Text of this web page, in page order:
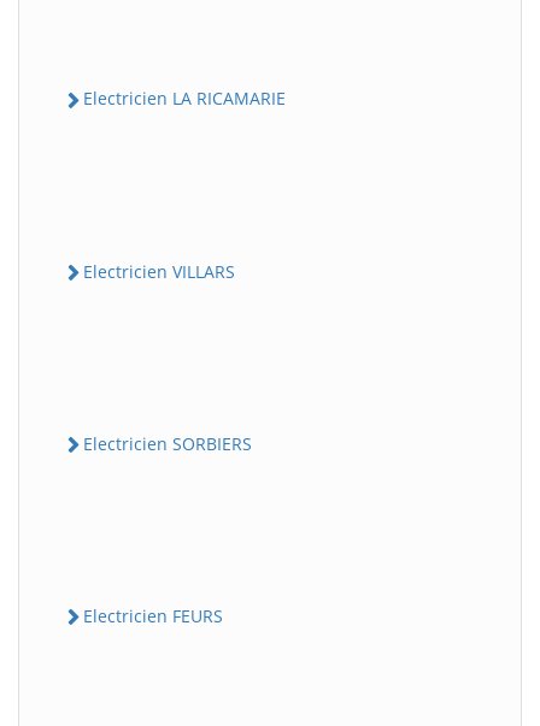
Electricien LA RICAMARIE
Electricien VILLARS
Electricien SORBIERS
Electricien FEURS